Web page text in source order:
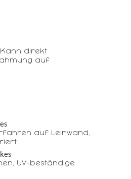
direkt
auf
auf Leinwand,
UV-beständige